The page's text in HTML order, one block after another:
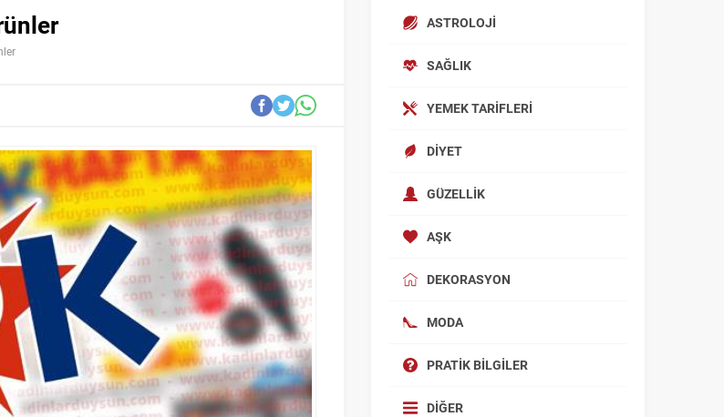
ASTROLOJI
SAĞLIK
YEMEK TARIFLERI
DIYET
GÜZELLIK
AŞK
DEKORASYON
MODA
PRATIK BILGILER
DIĞER